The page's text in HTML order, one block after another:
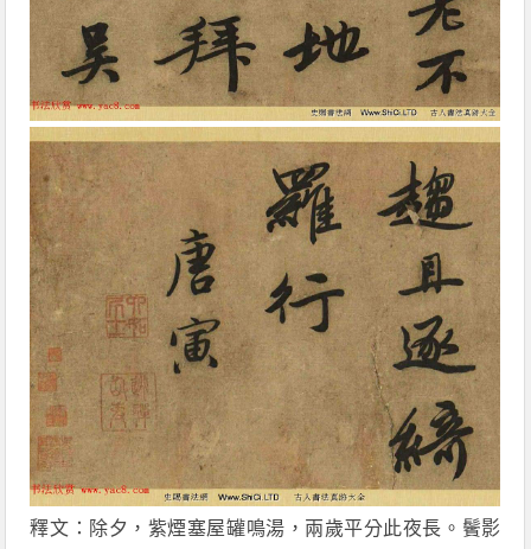
釋文：除夕，紫煙塞屋罐鳴湯，兩歲平分此夜長。鬢影